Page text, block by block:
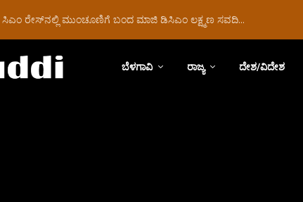
ಸಿಎಂ ರೇಸ್‌ನಲ್ಲಿ ಮುಂಚೂಣಿಗೆ ಬಂದ ಮಾಜಿ ಡಿಸಿಎಂ ಲಕ್ಷ್ಮಣ ಸವದಿ...
ಬೆಳಗಾವಿ ರಾಜ್ಯ ದೇಶ/ವಿದೇಶ